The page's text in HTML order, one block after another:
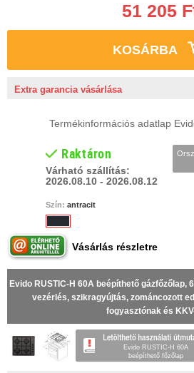
51 205
KOSÁRBA
Extra garancia vásárlása
Termékinformációs adatlap
Raktáron
Várható szállítás:
2026.08.10 - 2026.08.12
Szín: antracit
Vásárlás részletre
Evido RUSTIC-H 60A beépíthető gázfőzőlap,
vezérlés, szikragyújtás, zománcozott
fogyasztónak és
Evido RUSTIC-H 60A
beépíthető főzőlap